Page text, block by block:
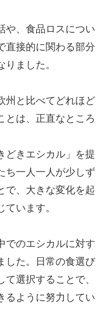
や、食品ロスについ
直接的に関わる部分
ました。
州と比べてどれほど
とは、正直なところ
どきエシカル」を提
ち一人一人が少しず
で、大きな変化を起
います。
でのエシカルに対す
した。日常の食選び
選択することで、
るように努力してい